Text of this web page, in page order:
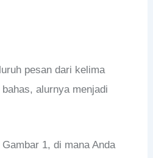
pesan dari kelima
alurnya menjadi
1, di mana Anda